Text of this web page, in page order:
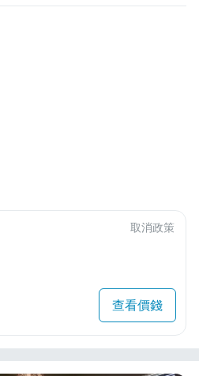
取消政策
查看價錢